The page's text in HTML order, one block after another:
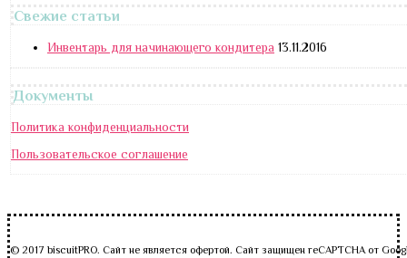
Свежие статьи
Инвентарь для начинающего кондитера 13.11.2016
Документы
Политика конфиденциальности
Пользовательское соглашение
© 2017 biscuitPRO. Сайт не является офертой. Сайт защищен reCAPTCHA от